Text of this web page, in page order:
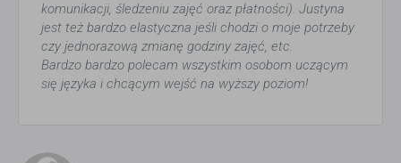
komunikacji, śledzeniu zajęć oraz płatności). Justyna
jest też bardzo elastyczna jeśli chodzi o moje potrzeby
czy jednorazową zmianę godziny zajęć, etc.
Bardzo bardzo polecam wszystkim osobom uczącym
się języka i chcącym wejść na wyższy poziom!